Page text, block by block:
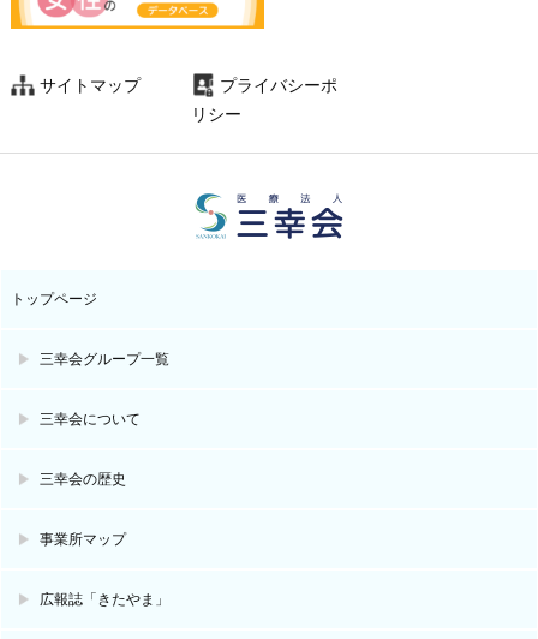
サイトマップ
プライバシーポ
リシー
トップページ
三幸会グループ一覧
三幸会について
三幸会の歴史
事業所マップ
広報誌「きたやま」